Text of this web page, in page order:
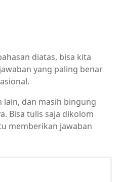
diatas, bisa kita
yang paling benar
lain, dan masih bingung
Bisa tulis saja dikolom
memberikan jawaban